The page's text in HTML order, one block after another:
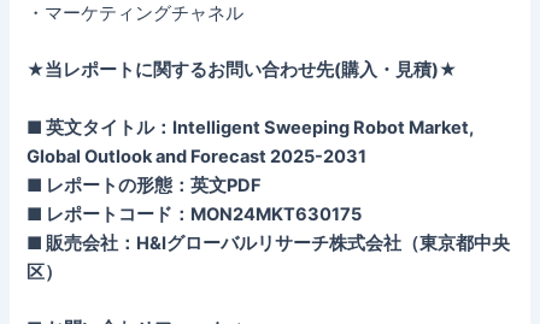
・マーケティングチャネル
★当レポートに関するお問い合わせ先(購入・見積)★
■ 英文タイトル：Intelligent Sweeping Robot Market,
Global Outlook and Forecast 2025-2031
■ レポートの形態：英文PDF
■ レポートコード：MON24MKT630175
■ 販売会社：H&Iグローバルリサーチ株式会社（東京都中央
区）